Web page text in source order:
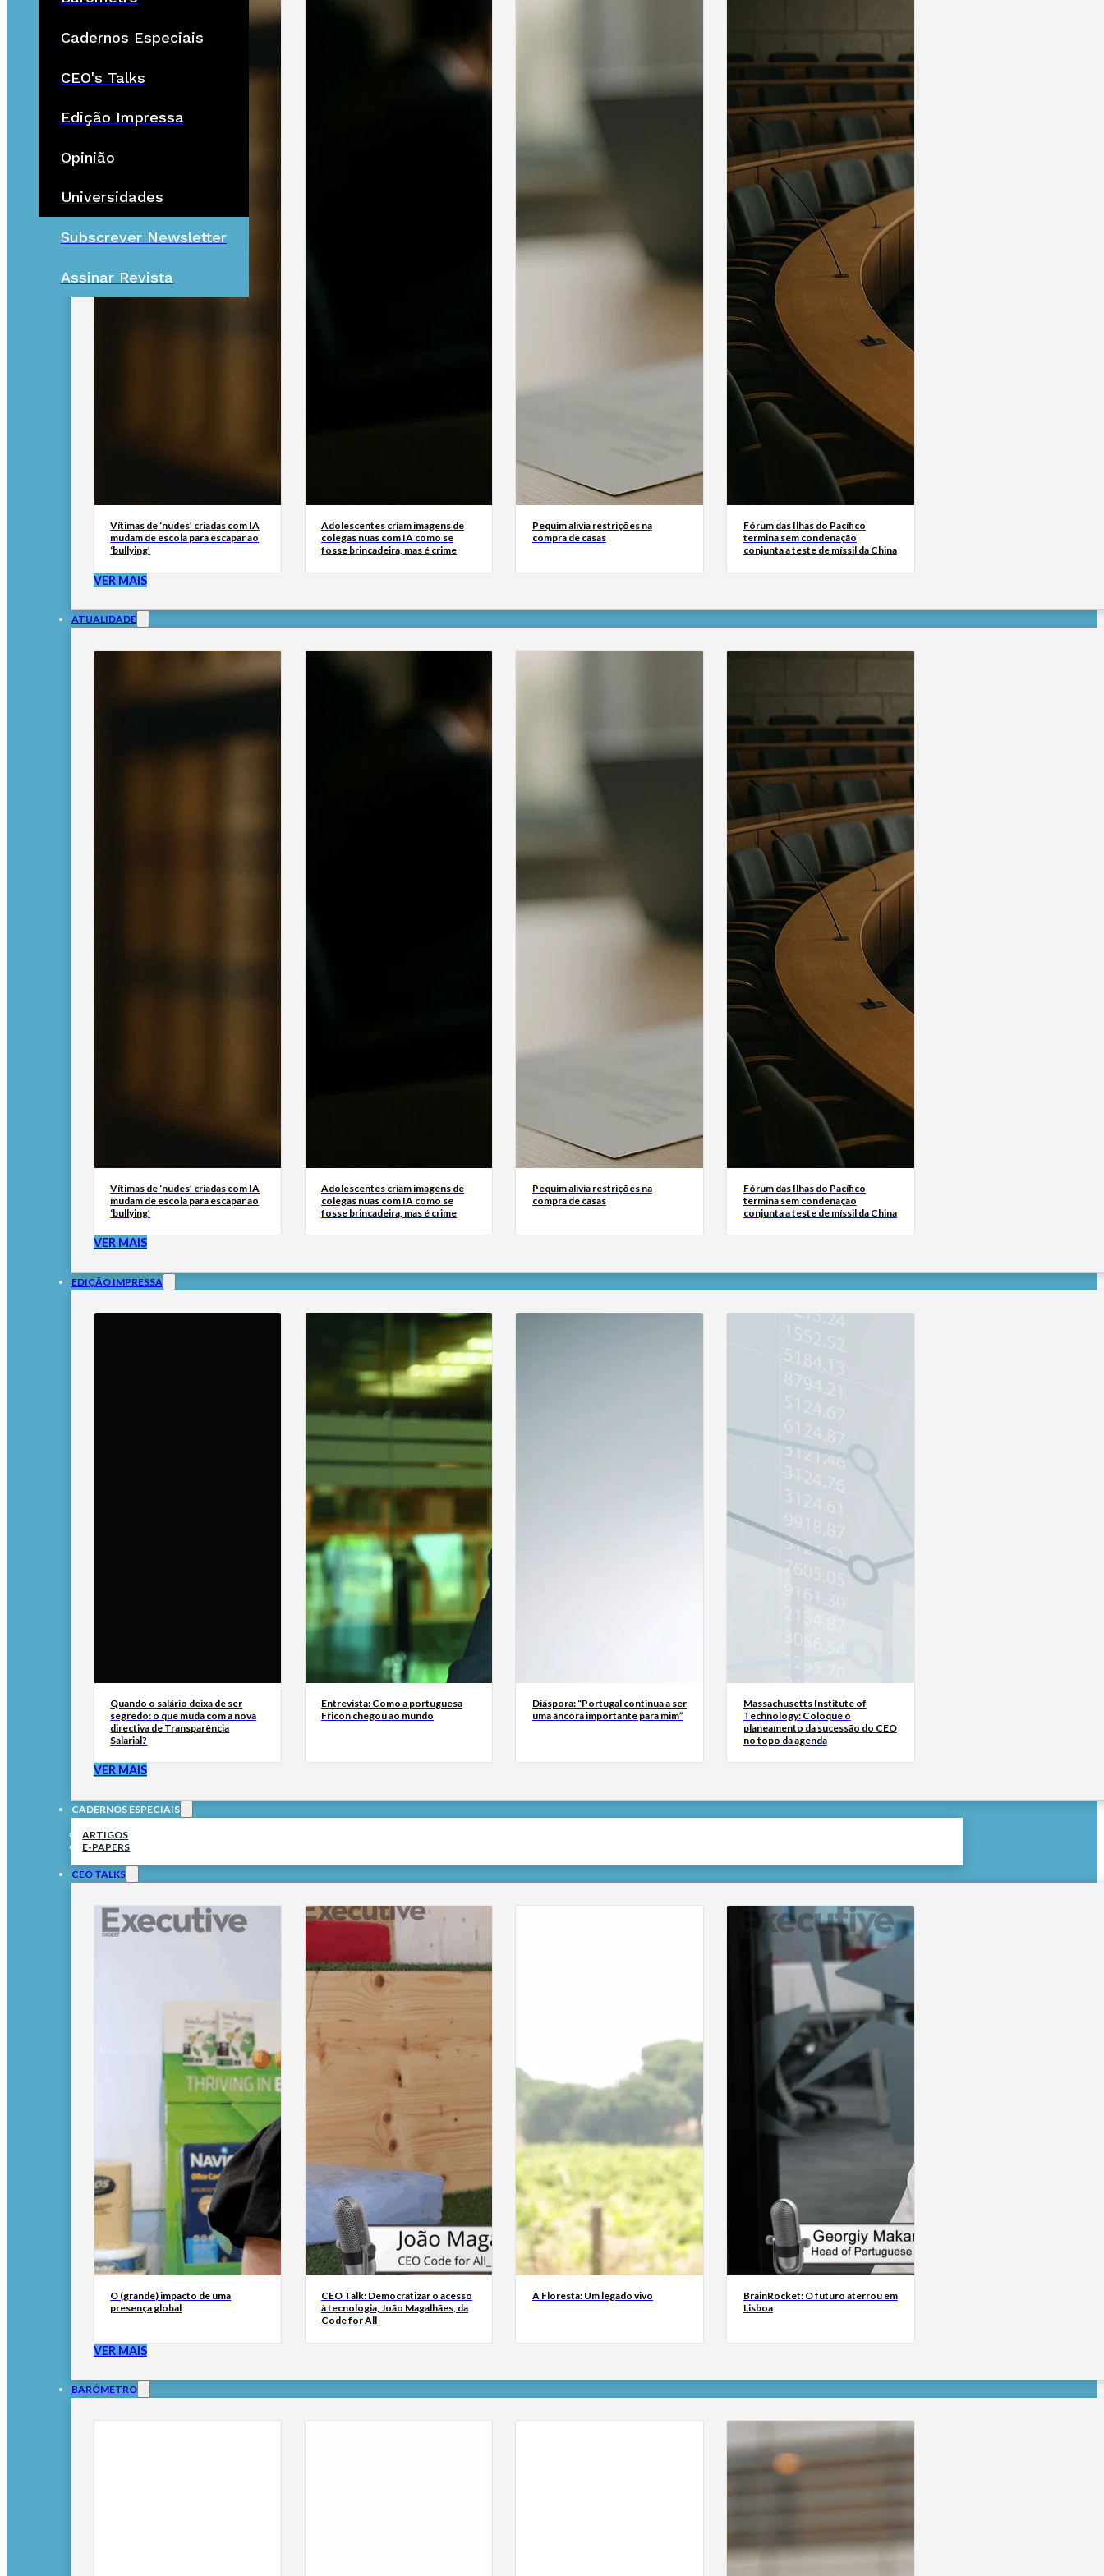
Cadernos Especiais
CEO's Talks
Edição Impressa
Opinião
Universidades
Subscrever Newsletter
Assinar Revista
Vítimas de ‘nudes’ criadas com IA
mudam de escola para escapar ao
‘bullying’
Adolescentes criam imagens de
colegas nuas com IA como se
fosse brincadeira, mas é crime
Pequim alivia restrições na
compra de casas
Fórum das Ilhas do Pacífico
termina sem condenação
conjunta a teste de míssil da China
VER MAIS
ATUALIDADE
Vítimas de ‘nudes’ criadas com IA
mudam de escola para escapar ao
‘bullying’
Adolescentes criam imagens de
colegas nuas com IA como se
fosse brincadeira, mas é crime
Pequim alivia restrições na
compra de casas
Fórum das Ilhas do Pacífico
termina sem condenação
conjunta a teste de míssil da China
VER MAIS
EDIÇÃO IMPRESSA
Quando o salário deixa de ser
segredo: o que muda com a nova
directiva de Transparência
Salarial?
Entrevista: Como a portuguesa
Fricon chegou ao mundo
Diáspora: “Portugal continua a ser
uma âncora importante para mim”
Massachusetts Institute of
Technology: Coloque o
planeamento da sucessão do CEO
no topo da agenda
VER MAIS
CADERNOS ESPECIAIS
ARTIGOS
E-PAPERS
CEO TALKS
O (grande) impacto de uma
presença global
CEO Talk: Democratizar o acesso
à tecnologia, João Magalhães, da
Code for All_
A Floresta: Um legado vivo
BrainRocket: O futuro aterrou em
Lisboa
VER MAIS
BARÓMETRO